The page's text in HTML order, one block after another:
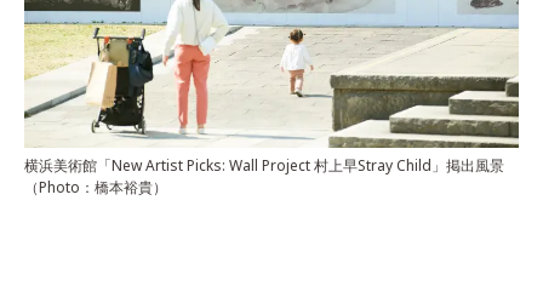
横浜美術館「New Artist Picks: Wall Project 村上早Stray Child」 掲出風景
（Photo：橋本裕貴）